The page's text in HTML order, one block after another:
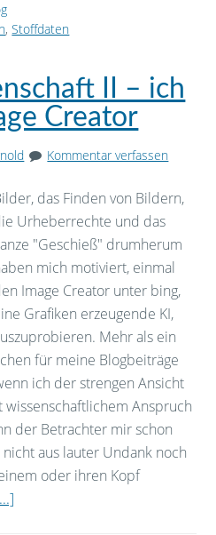
,Stoffdaten
II – ich
Creator
Kommentar verfassen
das Finden von Bildern,
Urheberrechte und das
"Geschieß" drumherum
mich motiviert, einmal
Image Creator unter bing,
Grafiken erzeugende KI,
Mehr als ein
für meine Blogbeiträge
ich der strengen Ansicht
Anspruch
der Betrachter mir schon
aus lauter Undank noch
oder ihren Kopf